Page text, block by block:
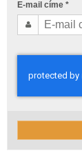
E-mail címe *